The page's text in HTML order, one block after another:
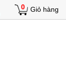
0 Giỏ hàng